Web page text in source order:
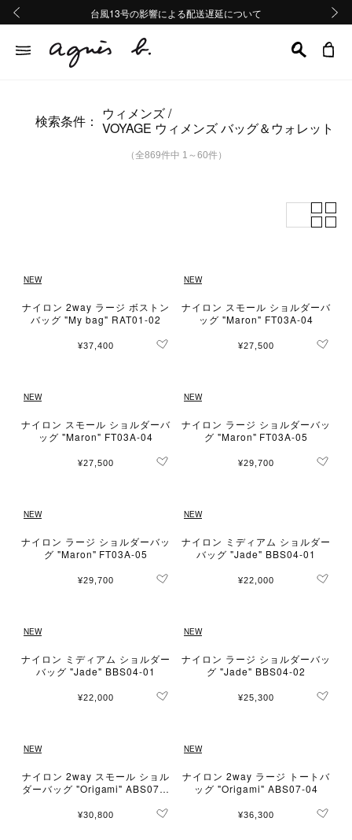
熊本地域地震の影響による配送遅延について
Summer Sale 2buy10%OFF!!
台風13号の影響による配送遅延について
熊本地域地震の影響による配送遅延について
Summer Sale 2buy10%OFF!!
検索条件：
ウィメンズ
VOYAGE ウィメンズ バッグ＆ウォレット
（全869件中 1～60件）
NEW
ナイロン 2way ラージ ボストン
バッグ "My bag" RAT01-02
¥37,400
NEW
ナイロン スモール ショルダーバ
ッグ "Maron" FT03A-04
¥27,500
NEW
ナイロン スモール ショルダーバ
ッグ "Maron" FT03A-04
¥27,500
NEW
ナイロン ラージ ショルダーバッ
グ "Maron" FT03A-05
¥29,700
NEW
ナイロン ラージ ショルダーバッ
グ "Maron" FT03A-05
¥29,700
NEW
ナイロン ミディアム ショルダー
バッグ "Jade" BBS04-01
¥22,000
NEW
ナイロン ミディアム ショルダー
バッグ "Jade" BBS04-01
¥22,000
NEW
ナイロン ラージ ショルダーバッ
グ "Jade" BBS04-02
¥25,300
NEW
ナイロン 2way スモール ショル
ダーバッグ "Origami" ABS07-0
¥30,800
NEW
ナイロン 2way ラージ トートバ
ッグ "Origami" ABS07-04
¥36,300